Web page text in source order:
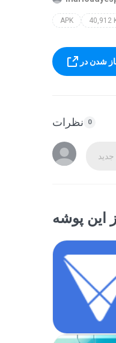
APK 40,912
نظرات 0
جدید
این پوشه